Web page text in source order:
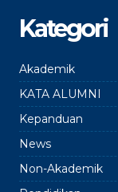
Kategori
Akademik
KATA ALUMNI
Kepanduan
News
Non-Akademik